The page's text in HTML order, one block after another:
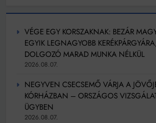
VÉGE EGY KORSZAKNAK: BEZÁR
EGYIK LEGNAGYOBB
DOLGOZÓ MARAD MUNKA NÉLKÜL
2026.08.07.
NEGYVEN CSECSEMŐ VÁRJA A
KÓRHÁZBAN – ORSZÁGOS
ÜGYBEN
2026.08.07.